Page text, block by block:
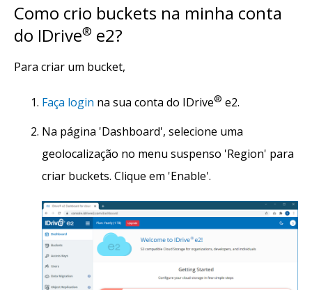
Como crio buckets na minha conta
do IDrive® e2?
Para criar um bucket,
Faça login na sua conta do IDrive® e2.
Na página 'Dashboard', selecione uma
geolocalização no menu suspenso 'Region' para
criar buckets. Clique em 'Enable'.